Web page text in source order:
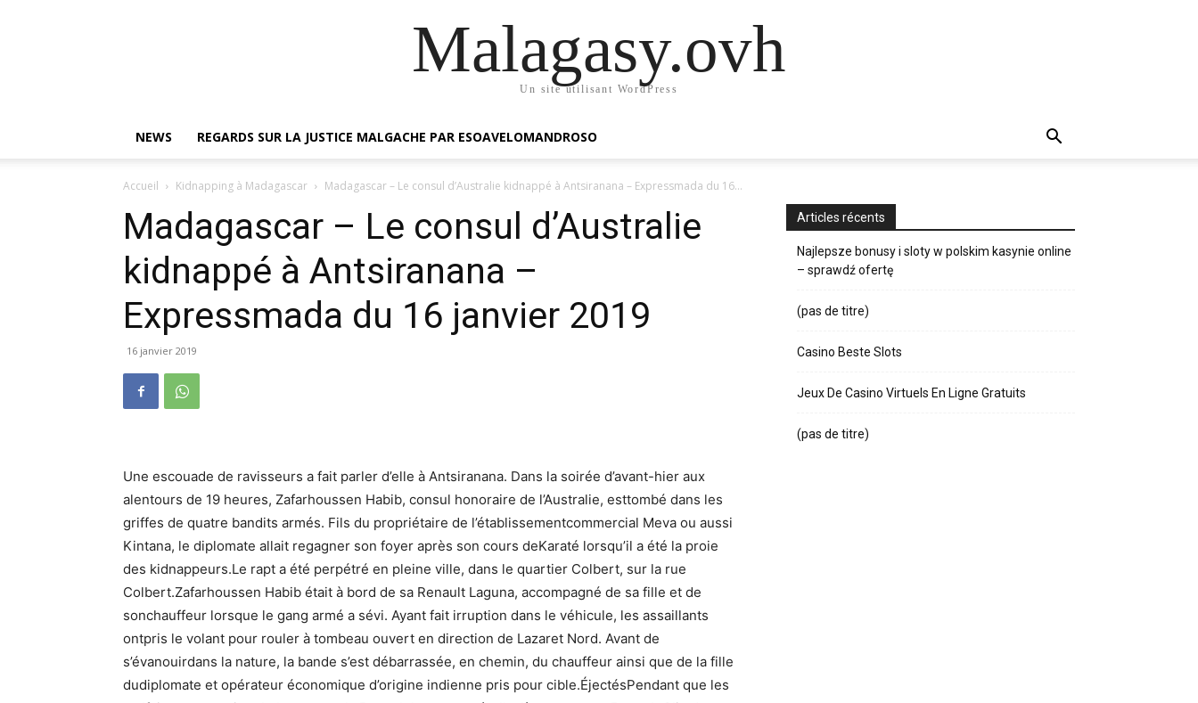
Malagasy.ovh
Un site utilisant WordPress
NEWS REGARDS SUR LA JUSTICE MALGACHE PAR ESOAVELOMANDROSO
Accueil Kidnapping à Madagascar Madagascar – Le consul d’Australie kidnappé à Antsiranana – Expressmada du 16...
Madagascar – Le consul d’Australie
kidnappé à Antsiranana –
Expressmada du 16 janvier 2019
16 janvier 2019
Une escouade de ravisseurs a fait parler d’elle à Antsiranana. Dans la soirée d’avant-hier aux
alentours de 19 heures, Zafarhoussen Habib, consul honoraire de l’Australie, esttombé dans les
griffes de quatre bandits armés. Fils du propriétaire de l’établissementcommercial Meva ou aussi
Kintana, le diplomate allait regagner son foyer après son cours deKaraté lorsqu’il a été la proie
des kidnappeurs.Le rapt a été perpétré en pleine ville, dans le quartier Colbert, sur la rue
Colbert.Zafarhoussen Habib était à bord de sa Renault Laguna, accompagné de sa fille et de
sonchauffeur lorsque le gang armé a sévi. Ayant fait irruption dans le véhicule, les assaillants
ontpris le volant pour rouler à tombeau ouvert en direction de Lazaret Nord. Avant de
s’évanouirdans la nature, la bande s’est débarrassée, en chemin, du chauffeur ainsi que de la fille
dudiplomate et opérateur économique d’origine indienne pris pour cible.ÉjectésPendant que les
Articles récents
Najlepsze bonusy i sloty w polskim kasynie online
– sprawdź ofertę
(pas de titre)
Casino Beste Slots
Jeux De Casino Virtuels En Ligne Gratuits
(pas de titre)